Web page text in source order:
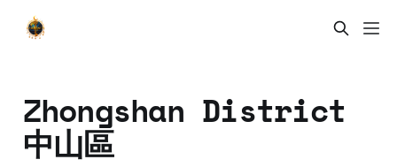
Zhongshan District
中山區